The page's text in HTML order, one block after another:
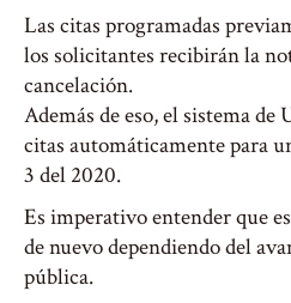
Las citas programadas
los solicitantes recibirán la
cancelación.
Además de eso, el sistema de
citas automáticamente para
3 del 2020.
Es imperativo entender que
de nuevo dependiendo del
pública.